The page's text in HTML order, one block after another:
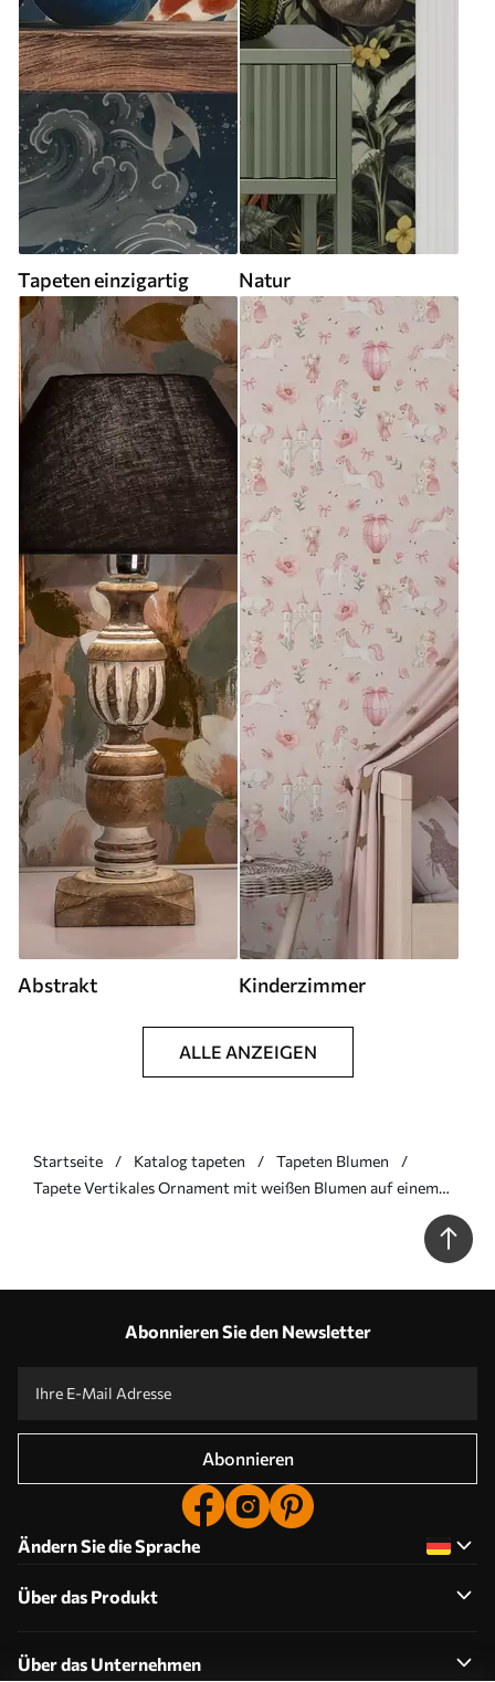
Tapeten einzigartig Natur
Abstrakt Kinderzimmer
ALLE ANZEIGEN
Startseite Katalog tapeten
Tapeten Blumen
Tapete Vertikales Ornament mit weißen Blumen auf einem
Abonnieren Sie den Newsletter
Abonnieren
Ändern Sie die Sprache
Über das Produkt
Über das Unternehmen